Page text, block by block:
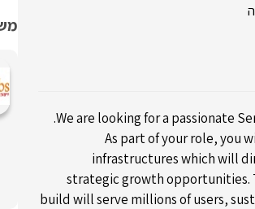
We are looking for a passionate
As part of your role, you
infrastructures which will
strategic growth opportunities.
build will serve millions of users,